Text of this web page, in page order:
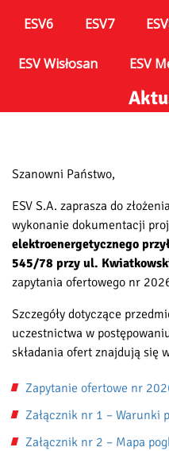
ESV6 ESV7
ESV Wisłosan ESV
Szanowni Państwo,
ESV S.A. zaprasza do
wykonanie dokumentacji
elektroenergetycznego
545/78 przy ul.
zapytania ofertowego nr
Szczegóły dotyczące
uczestnictwa w
składania ofert znajdują się
Zapytanie ofertowe nr
Załącznik nr 1 – Warunki
Załącznik nr 2 – Mapa